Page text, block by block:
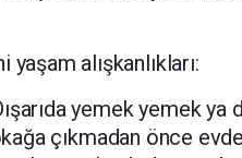
alışkanlıkları:
yemek yemek
çıkmadan önce evde